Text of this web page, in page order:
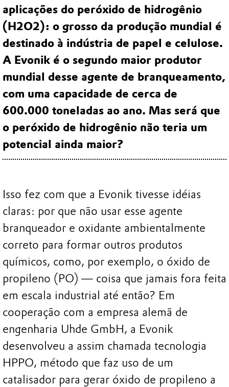
aplicações do peróxido de hidrogênio
(H2O2): o grosso da produção mundial é
destinado à indústria de papel e celulose.
A Evonik é o segundo maior produtor
mundial desse agente de branqueamento,
com uma capacidade de cerca de
600.000 toneladas ao ano. Mas será que
o peróxido de hidrogênio não teria um
potencial ainda maior?
Isso fez com que a Evonik tivesse idéias
claras: por que não usar esse agente
branqueador e oxidante ambientalmente
correto para formar outros produtos
químicos, como, por exemplo, o óxido de
propileno (PO) — coisa que jamais fora feita
em escala industrial até então? Em
cooperação com a empresa alemã de
engenharia Uhde GmbH, a Evonik
desenvolveu a assim chamada tecnologia
HPPO, método que faz uso de um
catalisador para gerar óxido de propileno a